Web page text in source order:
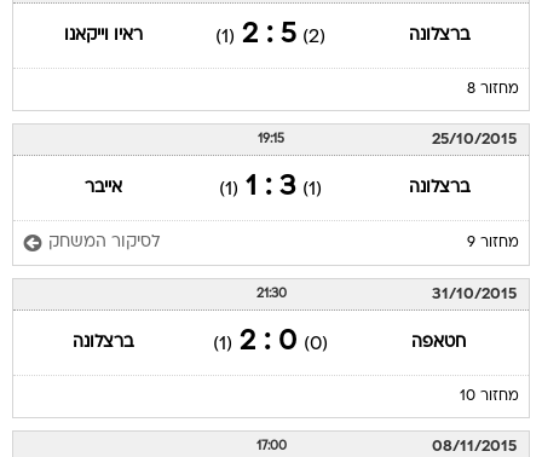
ברצלונה (2)
5 : 2
(1) ראיו וייקאנו
מחזור 8
25/10/2015
19:15
ברצלונה (1)
3 : 1
(1) אייבר
מחזור 9 לסיקור המשחק
31/10/2015
21:30
חטאפה (0)
0 : 2
(1) ברצלונה
מחזור 10
08/11/2015
17:00